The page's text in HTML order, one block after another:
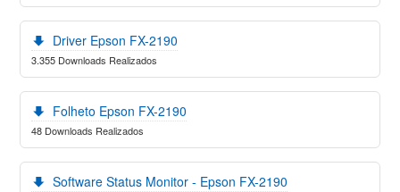
Driver Epson FX-2190
3.355 Downloads Realizados
Folheto Epson FX-2190
48 Downloads Realizados
Software Status Monitor - Epson FX-2190